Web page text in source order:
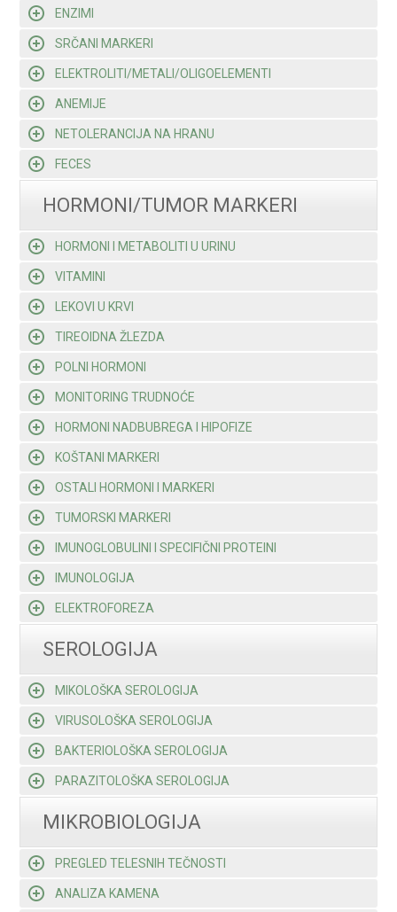
ENZIMI
SRČANI MARKERI
ELEKTROLITI/METALI/OLIGOELEMENTI
ANEMIJE
NETOLERANCIJA NA HRANU
FECES
HORMONI/TUMOR MARKERI
HORMONI I METABOLITI U URINU
VITAMINI
LEKOVI U KRVI
TIREOIDNA ŽLEZDA
POLNI HORMONI
MONITORING TRUDNOĆE
HORMONI NADBUBREGA I HIPOFIZE
KOŠTANI MARKERI
OSTALI HORMONI I MARKERI
TUMORSKI MARKERI
IMUNOGLOBULINI I SPECIFIČNI PROTEINI
IMUNOLOGIJA
ELEKTROFOREZA
SEROLOGIJA
MIKOLOŠKA SEROLOGIJA
VIRUSOLOŠKA SEROLOGIJA
BAKTERIOLOŠKA SEROLOGIJA
PARAZITOLOŠKA SEROLOGIJA
MIKROBIOLOGIJA
PREGLED TELESNIH TEČNOSTI
ANALIZA KAMENA